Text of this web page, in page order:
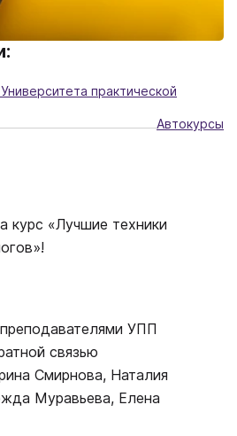
практической
Автокурсы
курс «Лучшие техники
УПП
связью
Смирнова, Наталия
Муравьева, Елена